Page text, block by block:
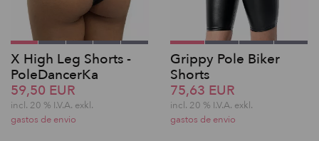
X High Leg Shorts -
PoleDancerKa
59,50 EUR
incl. 20 % I.V.A. exkl.
gastos de envio
Grippy Pole Biker
Shorts
75,63 EUR
incl. 20 % I.V.A. exkl.
gastos de envio